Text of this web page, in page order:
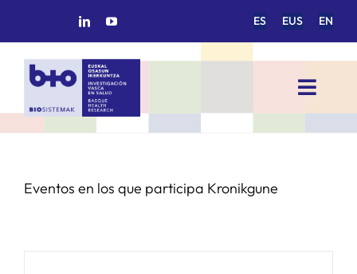
ES EUS EN
Toggle
INICIO
BIOSISTEMAK
Eventos en los que participa Kronikgune